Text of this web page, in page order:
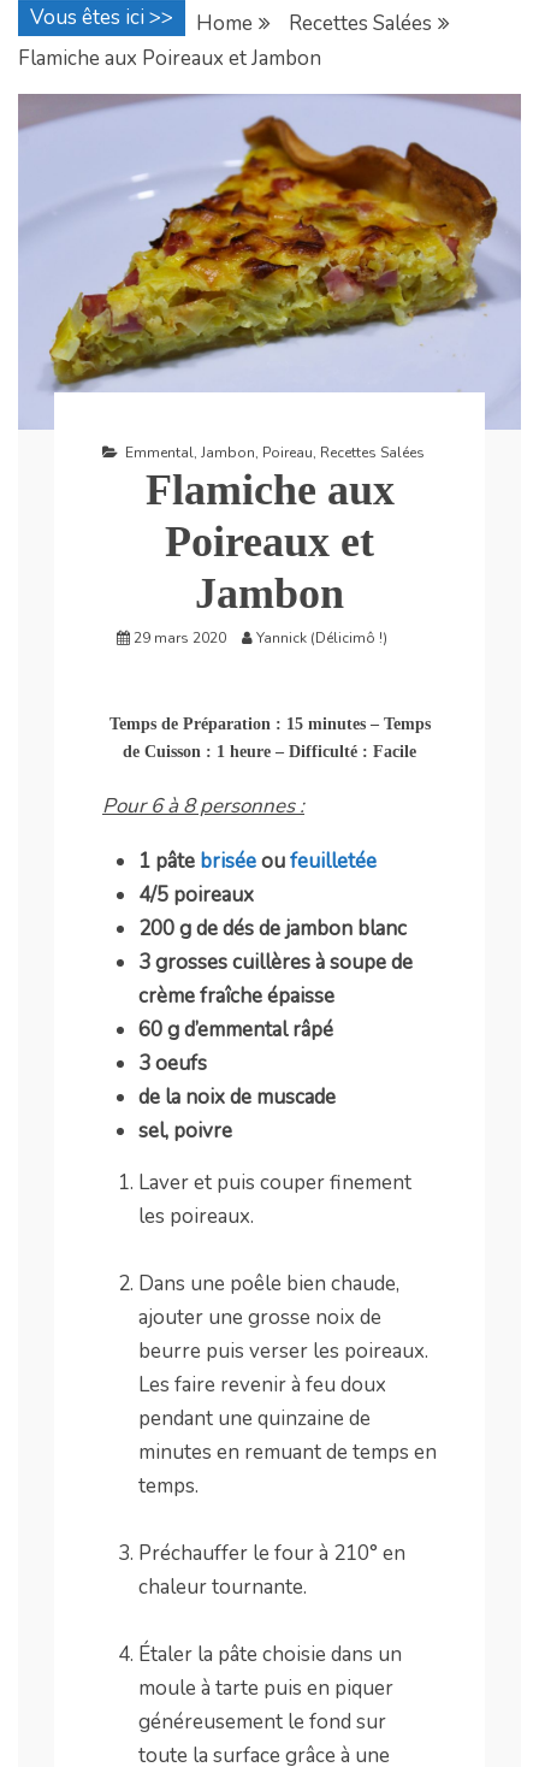
Vous êtes ici >> Home
Recettes Salées
Flamiche aux Poireaux et Jambon
Emmental, Jambon, Poireau, Recettes Salées
Flamiche aux
Poireaux et
Jambon
29 mars 2020 Yannick (Délicimô !)
Temps de Préparation : 15 minutes – Temps
de Cuisson : 1 heure – Difficulté : Facile
Pour 6 à 8 personnes :
1 pâte briséeoufeuilletée
4/5 poireaux
200 g de dés de jambon blanc
3 grosses cuillères à soupe de
crème fraîche épaisse
60 g d’emmental râpé
3 oeufs
de la noix de muscade
sel, poivre
Laver et puis couper finement
les poireaux.
Dans une poêle bien chaude,
ajouter une grosse noix de
beurre puis verser les poireaux.
Les faire revenir à feu doux
pendant une quinzaine de
minutes en remuant de temps en
temps.
Préchauffer le four à 210° en
chaleur tournante.
Étaler la pâte choisie dans un
moule à tarte puis en piquer
généreusement le fond sur
toute la surface grâce à une